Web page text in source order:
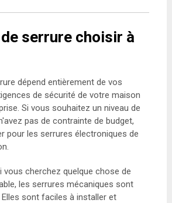
serrure choisir à
dépend entièrement de vos
de sécurité de votre maison
Si vous souhaitez un niveau de
pas de contrainte de budget,
pour les serrures électroniques de
vous cherchez quelque chose de
les serrures mécaniques sont
sont faciles à installer et